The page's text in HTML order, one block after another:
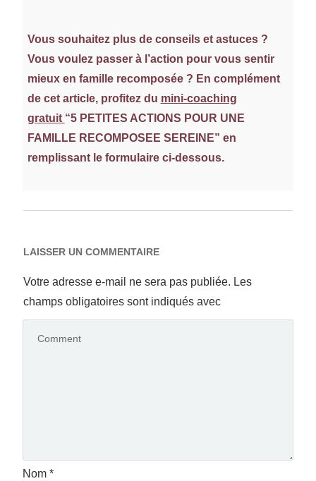
Vous souhaitez plus de conseils et astuces ?
Vous voulez passer à l’action pour vous sentir
mieux en famille recomposée ? En complément
de cet article, profitez du mini-coaching
gratuit “5 PETITES ACTIONS POUR UNE
FAMILLE RECOMPOSEE SEREINE” en
remplissant le formulaire ci-dessous.
LAISSER UN COMMENTAIRE
Votre adresse e-mail ne sera pas publiée. Les
champs obligatoires sont indiqués avec
Nom *